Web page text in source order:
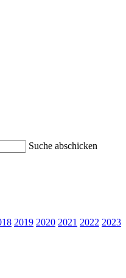
Suche abschicken
2019 2020 2021 2022 2023